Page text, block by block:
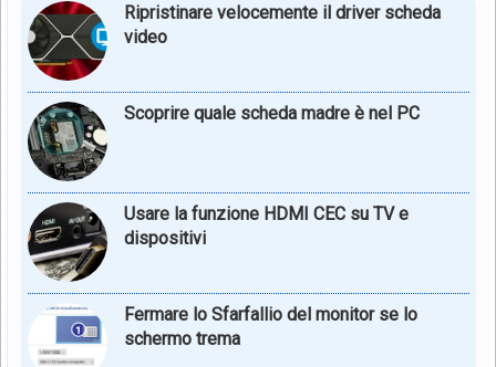
Ripristinare velocemente il driver scheda
video
Scoprire quale scheda madre è nel PC
Usare la funzione HDMI CEC su TV e
dispositivi
Fermare lo Sfarfallio del monitor se lo
schermo trema